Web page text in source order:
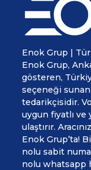
Enok Grup |
Enok Grup,
gösteren,
seçeneği
tedarikçisidir.
uygun fiyatlı
ulaştırır.
Enok Grup’ta!
nolu sabit
nolu whatsapp